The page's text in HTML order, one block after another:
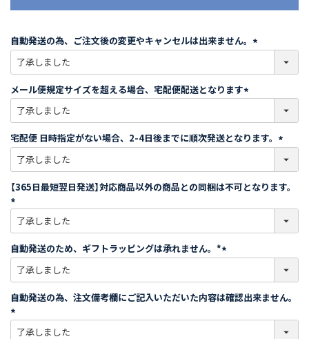
自動発送の為、ご注文後の変更やキャンセルは出来ません。
必
)
メール便規定サイズを超える場合、宅配便配送となります
必
須
)
宅配便 日時指定がない場合、2-4日後までに順次発送となります。
必
須
)
【365日最短翌日発送】対応商品以外の商品との同梱は不可となります。
必
須
)
自動発送のため、ギフトラッピングは承れません。*
必
須
)
自動発送の為、注文備考欄にご記入いただいた内容は確認出来ません。